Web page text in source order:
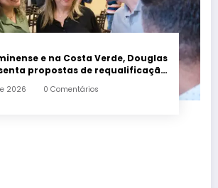
e na Costa Verde, Douglas
propostas de requalificação
2026 0 Comentários